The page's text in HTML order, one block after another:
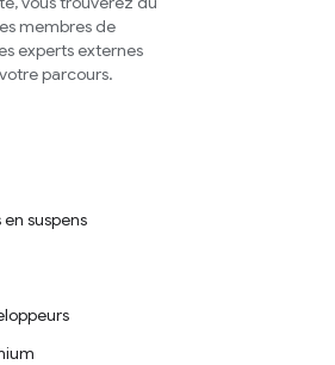
membres de
experts externes
parcours.
suspens